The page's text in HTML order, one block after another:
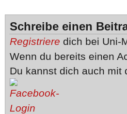
Schreibe einen
Registriere dich bei Uni-
Wenn du bereits einen
Du kannst dich auch mit